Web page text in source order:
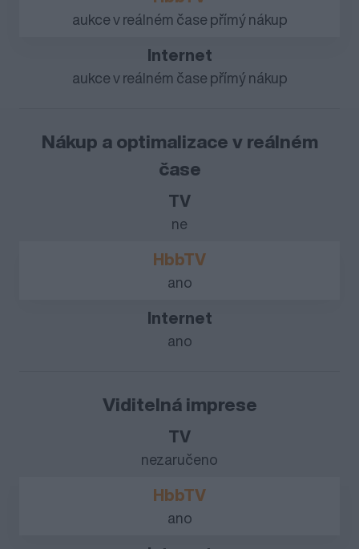
aukce v reálném čase přímý nákup
aukce v reálném čase přímý nákup
Nákup a optimalizace v reálném
čase
ne
ano
ano
Viditelná imprese
nezaručeno
ano